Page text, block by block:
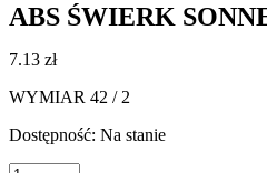
ABS ŚWIERK
7.13 zł
WYMIAR 42 / 2
Dostępność: Na stanie